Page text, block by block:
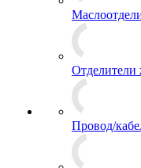
Отделители
Провод/